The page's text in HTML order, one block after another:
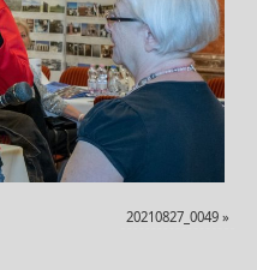
20210827_0049 »